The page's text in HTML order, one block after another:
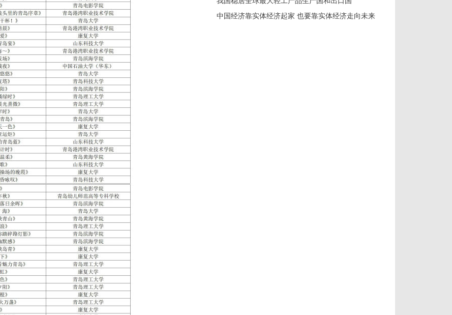
中国经济靠实体经济起家 也要靠实体经济走向未来